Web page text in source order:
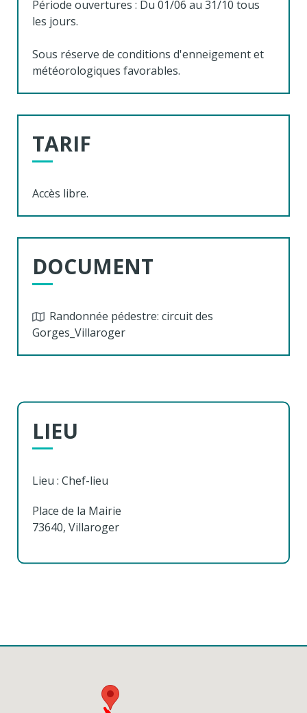
Période ouvertures : Du 01/06 au 31/10 tous
les jours.
Sous réserve de conditions d'enneigement et
météorologiques favorables.
TARIF
Accès libre.
DOCUMENT
Randonnée pédestre: circuit des
Gorges_Villaroger
LIEU
Lieu : Chef-lieu
Place de la Mairie
73640, Villaroger